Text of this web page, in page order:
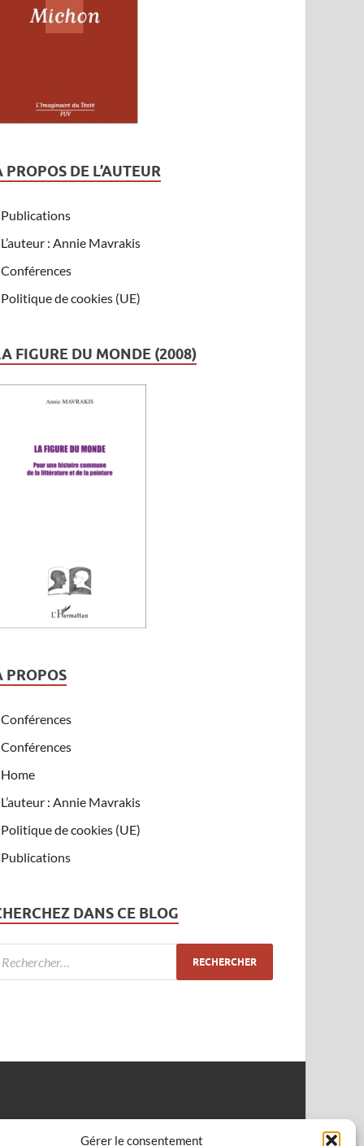
Gérer le consentement
PROPOS DE L’AUTEUR
Publications
L’auteur : Annie Mavrakis
Conférences
Politique de cookies (UE)
FIGURE DU MONDE (2008)
PROPOS
Conférences
Conférences
Home
L’auteur : Annie Mavrakis
Politique de cookies (UE)
Publications
DANS CE BLOG